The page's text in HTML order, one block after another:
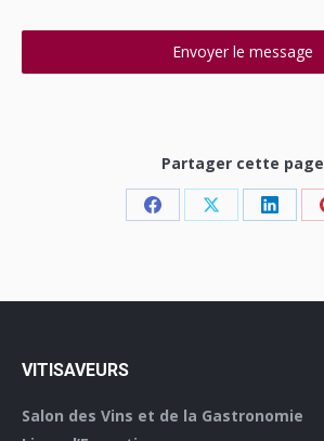
Envoyer le message
Partager cette page
Share Share Share
VITISAVEURS
Salon des Vins et de la Gastronomie